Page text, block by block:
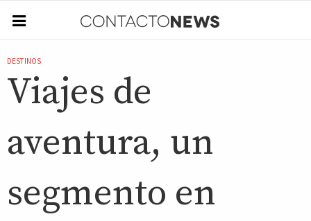
DESTINOS
Viajes de
aventura, un
segmento en